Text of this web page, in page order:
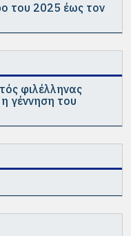
του 2025 έως τον
φιλέλληνας
γέννηση του